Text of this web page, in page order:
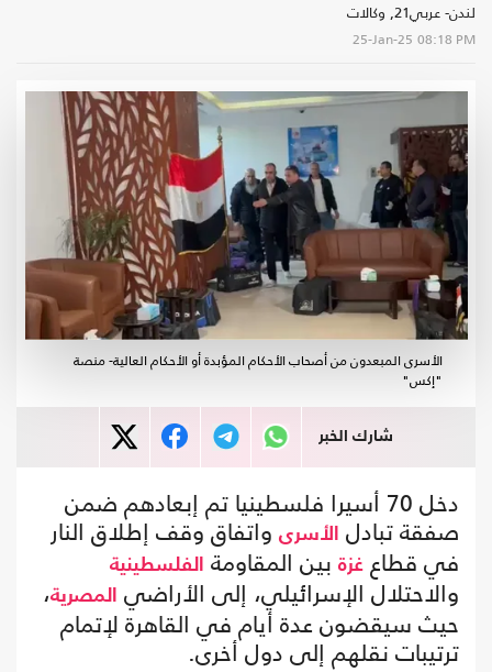
لندن- عربي21, وكالات
25-Jan-25 08:18 PM
الأسرى المبعدون من أصحاب الأحكام المؤبدة أو الأحكام العالية- منصة
"إكس"
شارك الخبر
دخل 70 أسيرا فلسطينيا تم إبعادهم ضمن
صفقة تبادل الأسرى واتفاق وقف إطلاق النار
في قطاع غزة بين المقاومة الفلسطينية
والاحتلال الإسرائيلي، إلى الأراضي المصرية،
حيث سيقضون عدة أيام في القاهرة لإتمام
ترتيبات نقلهم إلى دول أخرى.